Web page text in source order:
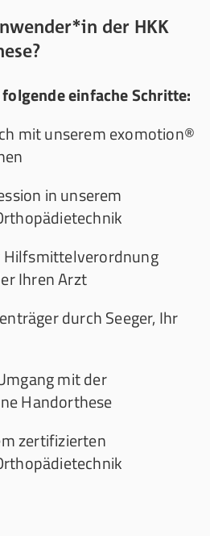
der HKK
einfache Schritte:
mit unserem exomotion®
in unserem
Hilfsmittelverordnung
Ihren Arzt
durch Seeger, Ihr
mit der
Handorthese
zertifizierten